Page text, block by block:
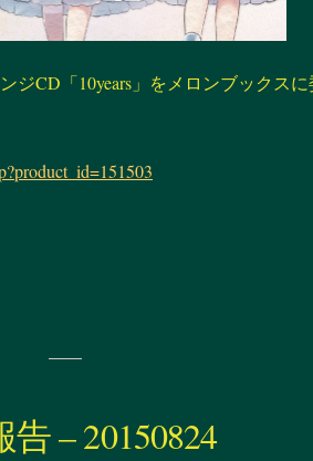
CD「10years」をメロンブックスに
– 20150824